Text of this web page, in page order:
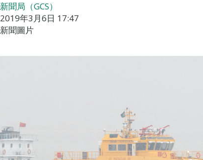
新聞局（GCS）
2019年3月6日 17:47
新聞圖片